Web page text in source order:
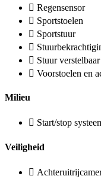
Regensensor
Sportstoelen
Sportstuur
Stuur verstelbaar
Voorstoelen en
Milieu
Start/stop
Veiligheid